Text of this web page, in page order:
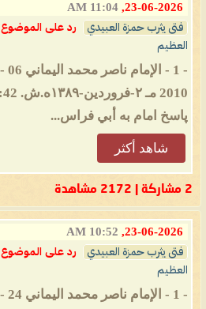
23-06-2026,
11:04 AM
فتى يثرب حمزة العبيدي رد على الموضوع
العظيم
پاسخ امام به أبي فراس...
شاهد أكثر
2 مشاركة | 2172 مشاهدة
23-06-2026,
10:52 AM
فتى يثرب حمزة العبيدي رد على الموضوع
العظيم